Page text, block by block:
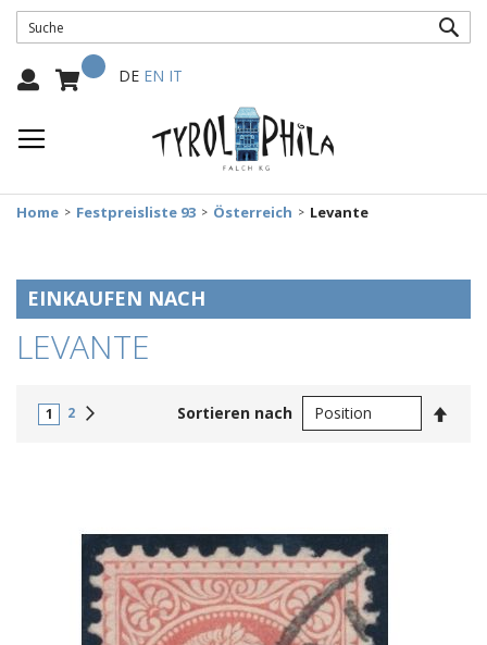
Mein Warenkorb
Select
DE EN IT
Home Festpreisliste 93 Österreich Levante
LEVANTE
1 2 Sortieren nach
EINKAUFEN NACH